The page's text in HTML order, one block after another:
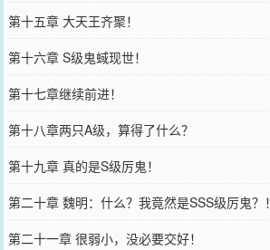
第十五章 大天王齐聚！
第十六章 S级鬼蜮现世！
第十七章继续前进！
第十八章两只A级，算得了什么？
第十九章 真的是S级厉鬼！
第二十章 魏明：什么？我竟然是SSS级厉鬼？！
第二十一章 很弱小，没必要交好！